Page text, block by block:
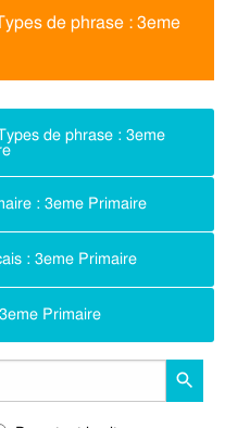
de phrase : 3eme
de phrase : 3eme
: 3eme Primaire
: 3eme Primaire
Primaire